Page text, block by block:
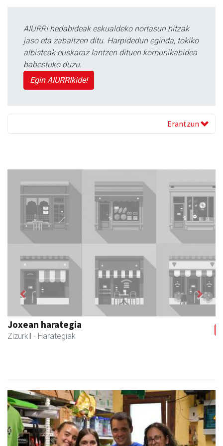
AIURRI hedabideak eskualdeko nortasun hitzak
jaso eta zabaltzen ditu. Harpidedun eginda, tokiko
albisteak euskaraz lantzen dituen komunikabidea
babestuko duzu.
Egin AIURRIkide!
Erantzun
Joxean harategia
Zizurkil - Harategiak
Previous Next